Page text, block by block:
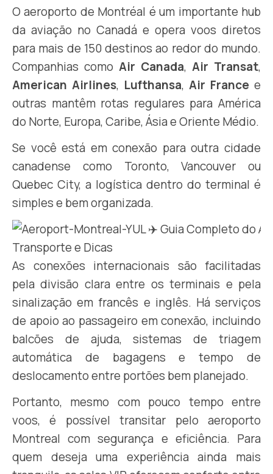
O aeroporto de Montréal é um importante hub
da aviação no Canadá e opera voos diretos
para mais de 150 destinos ao redor do mundo.
Companhias como Air Canada, Air Transat,
American Airlines, Lufthansa, Air France e
outras mantêm rotas regulares para América
do Norte, Europa, Caribe, Ásia e Oriente Médio.
Se você está em conexão para outra cidade
canadense como Toronto, Vancouver ou
Quebec City, a logística dentro do terminal é
simples e bem organizada.
As conexões internacionais são facilitadas
pela divisão clara entre os terminais e pela
sinalização em francês e inglês. Há serviços
de apoio ao passageiro em conexão, incluindo
balcões de ajuda, sistemas de triagem
automática de bagagens e tempo de
deslocamento entre portões bem planejado.
Portanto, mesmo com pouco tempo entre
voos, é possível transitar pelo aeroporto
Montreal com segurança e eficiência. Para
quem deseja uma experiência ainda mais